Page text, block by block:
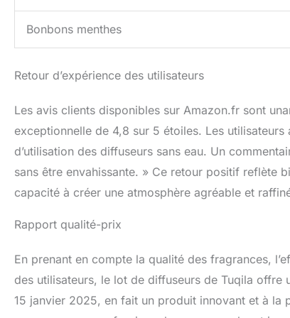
Bonbons menthes
Retour d’expérience des utilisateurs
Les avis clients disponibles sur Amazon.fr sont
exceptionnelle de 4,8 sur 5 étoiles. Les
d’utilisation des diffuseurs sans eau. Un
sans être envahissante. » Ce retour positif reflète
capacité à créer une atmosphère agréable et
Rapport qualité-prix
En prenant en compte la qualité des fragrances,
des utilisateurs, le lot de diffuseurs de Tuqila
15 janvier 2025, en fait un produit innovant et à la